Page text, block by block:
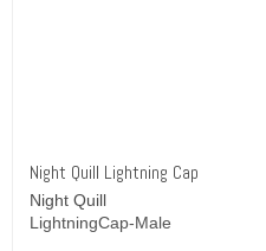
Night Quill Lightning Cap
Night Quill
LightningCap-Male